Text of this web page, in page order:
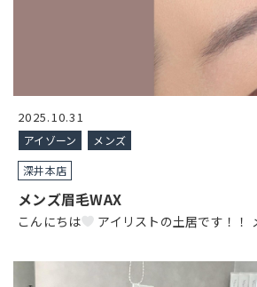
2025.10.31
アイゾーン
メンズ
深井本店
メンズ眉毛WAX
こんにちは アイリストの土居です！！